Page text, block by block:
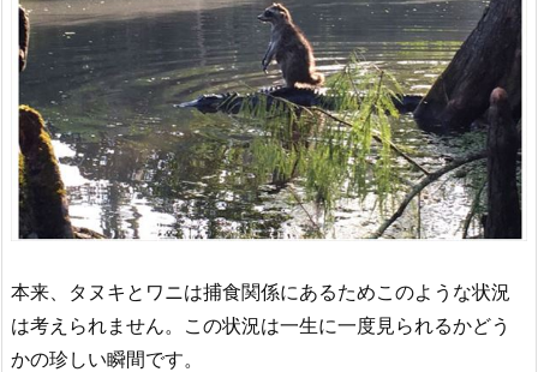
本来、タヌキとワニは捕食関係にあるためこのような状況
は考えられません。この状況は一生に一度見られるかどう
かの珍しい瞬間です。